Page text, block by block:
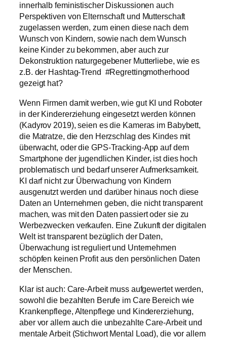
innerhalb feministischer Diskussionen auch
Perspektiven von Elternschaft und Mutterschaft
zugelassen werden, zum einen diese nach dem
Wunsch von Kindern, sowie nach dem Wunsch
keine Kinder zu bekommen, aber auch zur
Dekonstruktion naturgegebener Mutterliebe, wie es
z.B. der Hashtag-Trend #Regrettingmotherhood
gezeigt hat?
Wenn Firmen damit werben, wie gut KI und Roboter
in der Kindererziehung eingesetzt werden können
(Kadyrov 2019), seien es die Kameras im Babybett,
die Matratze, die den Herzschlag des Kindes mit
überwacht, oder die GPS-Tracking-App auf dem
Smartphone der jugendlichen Kinder, ist dies hoch
problematisch und bedarf unserer Aufmerksamkeit.
KI darf nicht zur Überwachung von Kindern
ausgenutzt werden und darüber hinaus noch diese
Daten an Unternehmen geben, die nicht transparent
machen, was mit den Daten passiert oder sie zu
Werbezwecken verkaufen. Eine Zukunft der digitalen
Welt ist transparent bezüglich der Daten,
Überwachung ist reguliert und Unternehmen
schöpfen keinen Profit aus den persönlichen Daten
der Menschen.
Klar ist auch: Care-Arbeit muss aufgewertet werden,
sowohl die bezahlten Berufe im Care Bereich wie
Krankenpflege, Altenpflege und Kindererziehung,
aber vor allem auch die unbezahlte Care-Arbeit und
mentale Arbeit (Stichwort Mental Load), die vor allem